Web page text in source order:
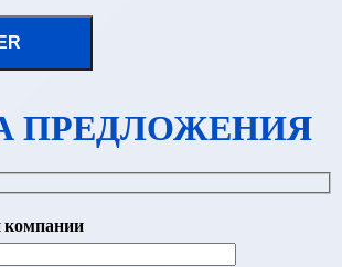
ПРЕДЛОЖЕНИЯ
компании